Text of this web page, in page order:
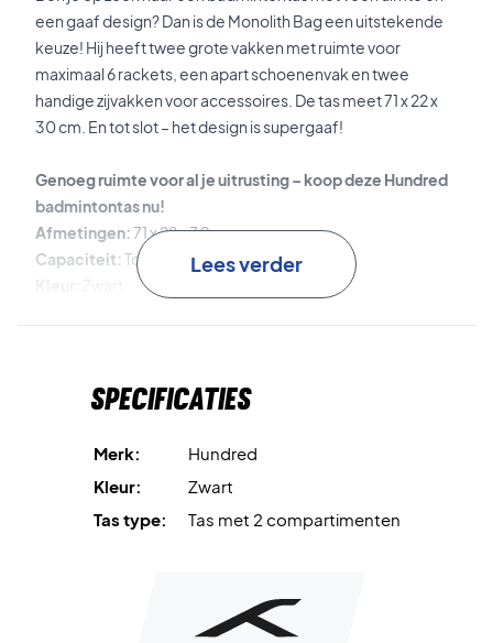
een gaaf design? Dan is de Monolith Bag een uitstekende
keuze! Hij heeft twee grote vakken met ruimte voor
maximaal 6 rackets, een apart schoenenvak en twee
handige zijvakken voor accessoires. De tas meet 71 x 22 x
30 cm. En tot slot – het design is supergaaf!
Genoeg ruimte voor al je uitrusting – koop deze Hundred
badmintontas nu!
Afmetingen:71 x 22 x 30 cm.
Capaciteit:Tot 6 rackets.Lees verder
Specificaties
Merk:
Hundred
Kleur:
Zwart
Tas type:
Tas met 2 compartimenten